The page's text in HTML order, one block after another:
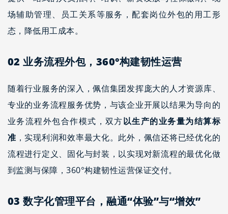
场辅助管理、员工关系等服务，配套岗位外包的用工形
态，降低用工成本。
02 业务流程外包，360°构建韧性运营
随着行业服务的深入，佩信集团发挥庞大的人才资源库、
专业的业务流程服务优势，与该企业开展以结果为导向的
业务流程外包合作模式，双方以生产的业务量为结算标
准 ，实现利润和效率最大化。此外，佩信还将已经优化的
流程进行定义、固化与封装，以实现对新流程的最优化做
到监测与保障，360°构建韧性运营保证交付。
03 数字化管理平台，融通“体验”与“增效”